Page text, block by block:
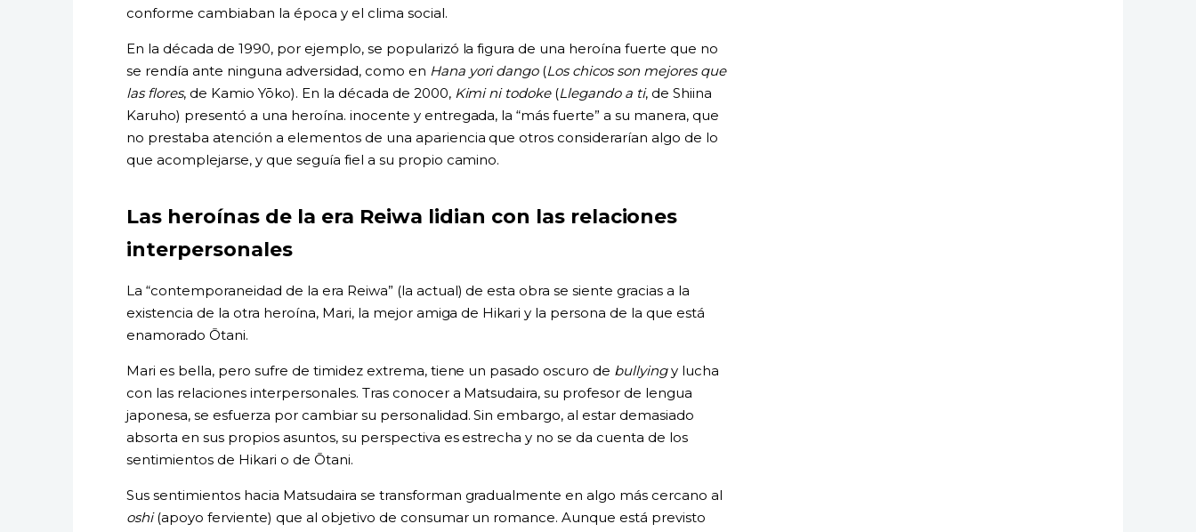
conforme cambiaban la época y el clima social.
En la década de 1990, por ejemplo, se popularizó la figura de una heroína fuerte que no
se rendía ante ninguna adversidad, como en Hana yori dango(Los chicos son mejores que
las flores, de Kamio Yōko). En la década de 2000, Kimi ni todoke(Llegando a ti, de Shiina
Karuho) presentó a una heroína. inocente y entregada, la “más fuerte” a su manera, que
no prestaba atención a elementos de una apariencia que otros considerarían algo de lo
que acomplejarse, y que seguía fiel a su propio camino.
Las heroínas de la era Reiwa lidian con las relaciones
interpersonales
La “contemporaneidad de la era Reiwa” (la actual) de esta obra se siente gracias a la
existencia de la otra heroína, Mari, la mejor amiga de Hikari y la persona de la que está
enamorado Ōtani.
Mari es bella, pero sufre de timidez extrema, tiene un pasado oscuro de bullyingy lucha
con las relaciones interpersonales. Tras conocer a Matsudaira, su profesor de lengua
japonesa, se esfuerza por cambiar su personalidad. Sin embargo, al estar demasiado
absorta en sus propios asuntos, su perspectiva es estrecha y no se da cuenta de los
sentimientos de Hikari o de Ōtani.
Sus sentimientos hacia Matsudaira se transforman gradualmente en algo más cercano al
oshi(apoyo ferviente) que al objetivo de consumar un romance. Aunque está previsto